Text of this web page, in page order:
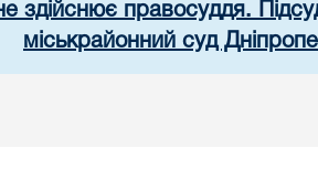
здійснює правосуддя.
міськрайонний суд